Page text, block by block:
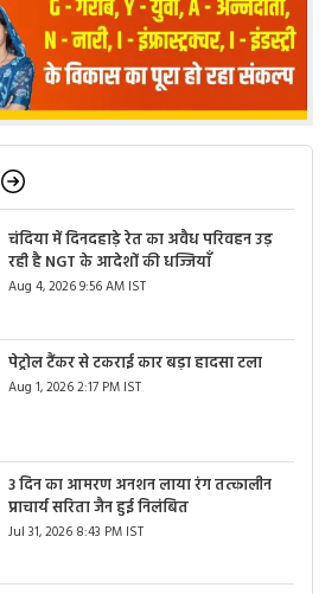
चंदिया में दिनदहाड़े रेत का अवैध परिवहन उड़
रही है NGT के आदेशों की धज्जियाँ
Aug 4, 2026 9:56 AM IST
पेट्रोल टैंकर से टकराई कार बड़ा हादसा टला
Aug 1, 2026 2:17 PM IST
3 दिन का आमरण अनशन लाया रंग तत्कालीन
प्राचार्य सरिता जैन हुई निलंबित
Jul 31, 2026 8:43 PM IST